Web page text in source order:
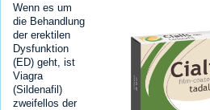
Wenn es um
die Behandlung
der erektilen
Dysfunktion
(ED) geht, ist
Viagra
(Sildenafil)
zweifellos der